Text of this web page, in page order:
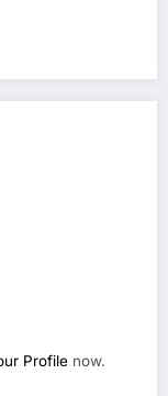
Profile now.